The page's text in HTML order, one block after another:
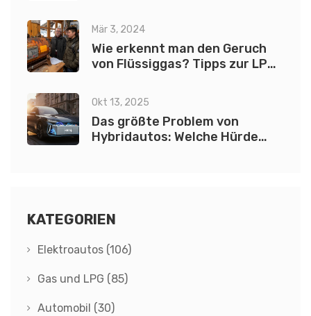
Mär 3, 2024
Wie erkennt man den Geruch
von Flüssiggas? Tipps zur LPG
Okt 13, 2025
Das größte Problem von
Hybridautos: Welche Hürde
KATEGORIEN
Elektroautos (106)
Gas und LPG (85)
Automobil (30)